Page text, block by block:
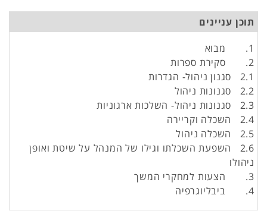
תוכן עניינים
1. מבוא
2. סקירת ספרות
2.1 סגנון ניהול- הגדרות
2.2 סגנונות ניהול
2.3 סגנונות ניהול- השלכות ארגוניות
2.4 השכלה וקריירה
2.5 השכלה ניהול
2.6 השפעת השכלתו וגילו של המנהל על שיטת ואופן
ניהולו
3. הצעות למחקרי המשך
4. ביבליוגרפיה